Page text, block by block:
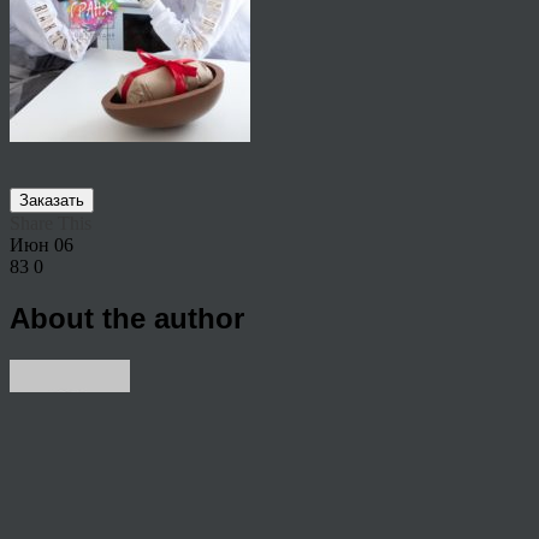
Заказать
Июн 06
83 0
About the author